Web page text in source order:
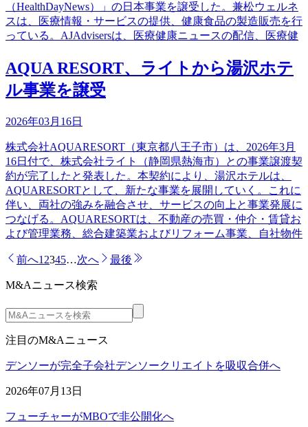
（HealthDayNews）」の日本事業を譲受した。兼松ウェルネ
スは、医療情報・サービスの提供、健康食品の製造販売を行
っている。AJAdvisersは、医療健康ニュースの配信、医療健
AQUA RESORT、ライトから湯沢ホテ
ル事業を譲受
2026年03月16日
株式会社AQUARESORT（東京都八王子市）は、2026年3月
16日付で、株式会社ライト（静岡県熱海市）との事業譲渡契
約が完了したと発表した。本契約により、湯沢ホテルは、
AQUARESORTとして、新たな事業を展開していく。これに
伴い、両社の強みを融合させ、サービスの向上と事業発展に
つなげる。AQUARESORTは、不動産の売買・仲介・賃貸お
よび管理業務、総合建築業およびリフォーム事業、自社物件
前へ1 2345…次へ 最後
M&Aニュース検索
注目のM&Aニュース
デンソーが完全子会社デンソークリエイトを吸収合併へ
2026年07月13日
フューチャーがMBOで非公開化へ